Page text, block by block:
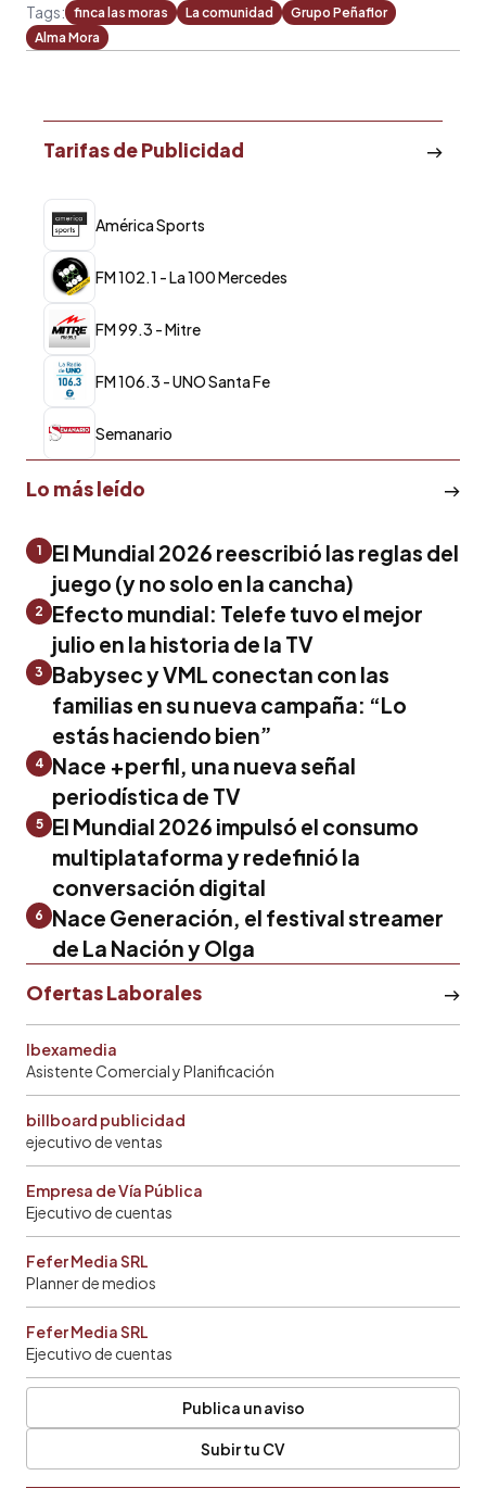
Tags: finca las moras La comunidad
Grupo Peñaflor
Alma Mora
Tarifas de Publicidad
América Sports
FM 102.1 - La 100 Mercedes
FM 99.3 - Mitre
FM 106.3 - UNO Santa Fe
Semanario
Lo más leído
1
El Mundial 2026 reescribió las reglas del
juego (y no solo en la cancha)
2
Efecto mundial: Telefe tuvo el mejor
julio en la historia de la TV
3
Babysec y VML conectan con las
familias en su nueva campaña: “Lo
estás haciendo bien”
4 Nace +perfil, una nueva señal
periodística de TV
5
El Mundial 2026 impulsó el consumo
multiplataforma y redefinió la
conversación digital
6
Nace Generación, el festival streamer
de La Nación y Olga
Ofertas Laborales
Ibexamedia
Asistente Comercial y Planificación
billboard publicidad
ejecutivo de ventas
Empresa de Vía Pública
Ejecutivo de cuentas
Fefer Media SRL
Planner de medios
Fefer Media SRL
Ejecutivo de cuentas
Publica un aviso
Subir tu CV